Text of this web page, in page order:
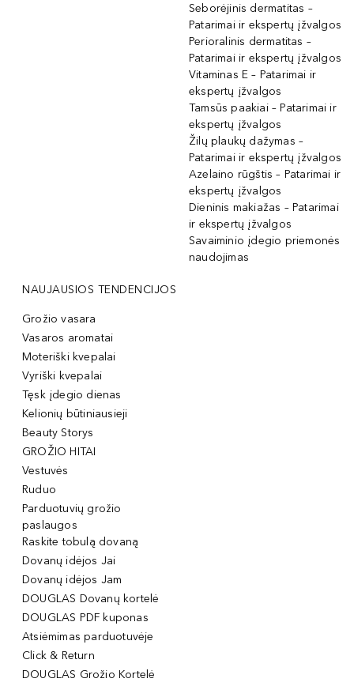
Seborėjinis dermatitas –
Patarimai ir ekspertų įžvalgos
Perioralinis dermatitas –
Patarimai ir ekspertų įžvalgos
Vitaminas E – Patarimai ir
ekspertų įžvalgos
Tamsūs paakiai – Patarimai ir
ekspertų įžvalgos
Žilų plaukų dažymas –
Patarimai ir ekspertų įžvalgos
Azelaino rūgštis – Patarimai ir
ekspertų įžvalgos
Dieninis makiažas – Patarimai
ir ekspertų įžvalgos
Savaiminio įdegio priemonės
naudojimas
NAUJAUSIOS TENDENCIJOS
Grožio vasara
Vasaros aromatai
Moteriški kvepalai
Vyriški kvepalai
Tęsk įdegio dienas
Kelionių būtiniausieji
Beauty Storys
GROŽIO HITAI
Vestuvės
Ruduo
Parduotuvių grožio
paslaugos
Raskite tobulą dovaną
Dovanų idėjos Jai
Dovanų idėjos Jam
DOUGLAS Dovanų kortelė
DOUGLAS PDF kuponas
Atsiėmimas parduotuvėje
Click & Return
DOUGLAS Grožio Kortelė